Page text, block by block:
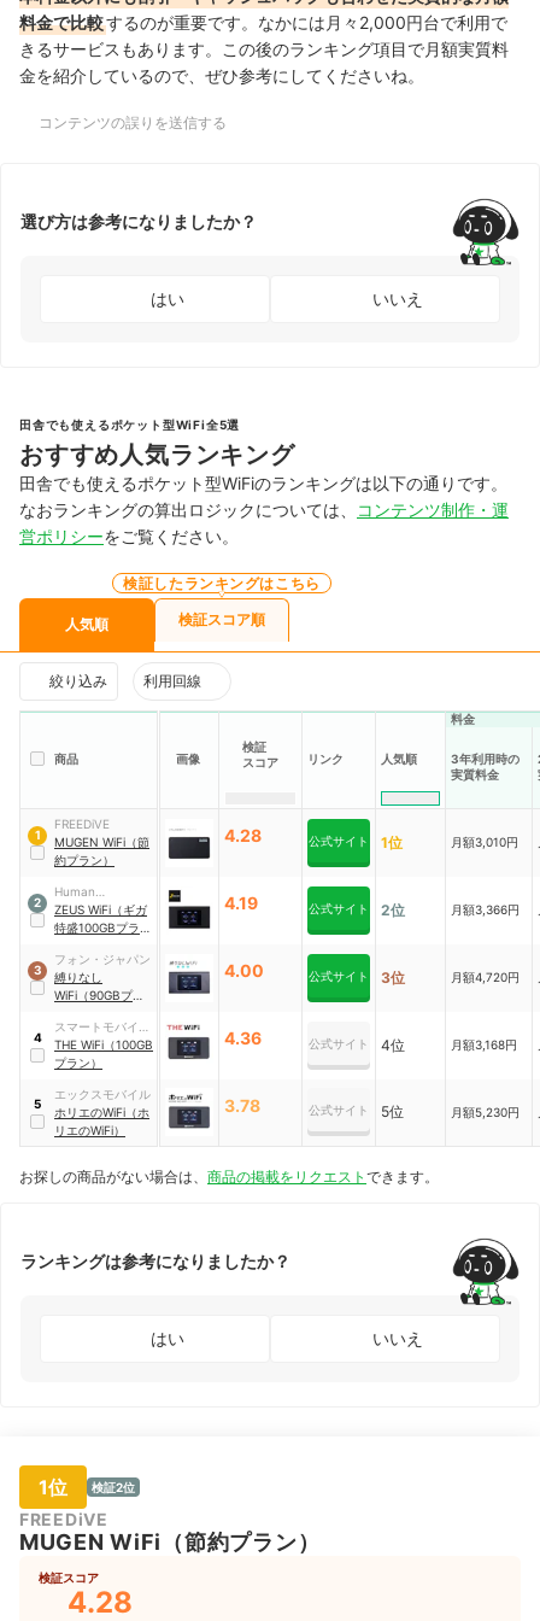
料金で比較するのが重要です。なかには月々2,000円台で利用で
きるサービスもあります。この後のランキング項目で月額実質料
金を紹介しているので、ぜひ参考にしてくださいね。
コンテンツの誤りを送信する
選び方は参考になりましたか？
はい いいえ
田舎でも使えるポケット型WiFi全5選
おすすめ人気ランキング
田舎でも使えるポケット型WiFiのランキングは以下の通りです。
なおランキングの算出ロジックについては、
コンテンツ制作・運
営ポリシーをご覧ください。
人気順
検証したランキングはこちら
検証スコア順
絞り込み 利用回線
商品 画像
検証
スコア
リンク 人気順
料金
3年利用時の
実質料金
1
FREEDiVE
MUGEN WiFi（節
約プラン）
4.28 公式サイト 1位 月額3,010円
2
Human
Investment
ZEUS WiFi（ギガ
特盛100GBプラ
4.19 公式サイト 2位 月額3,366円
3
フォン・ジャパン
縛りなし
WiFi（90GBプラ
4.00 公式サイト 3位 月額4,720円
4
スマートモバイル
コミュニケーショ
ンズ
THE WiFi（100GB
プラン）
4.36 公式サイト 4位 月額3,168円
5
エックスモバイル
ホリエのWiFi（ホ
リエのWiFi）
3.78 公式サイト 5位 月額5,230円
お探しの商品がない場合は、 商品の掲載をリクエスト できます。
ランキングは参考になりましたか？
はい いいえ
1位 検証2位
FREEDiVE
MUGEN WiFi（節約プラン）
検証スコア
4.28